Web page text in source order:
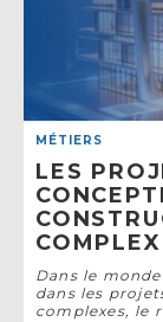
MÉTIERS
LES
Dans le
dans les
complexes, le